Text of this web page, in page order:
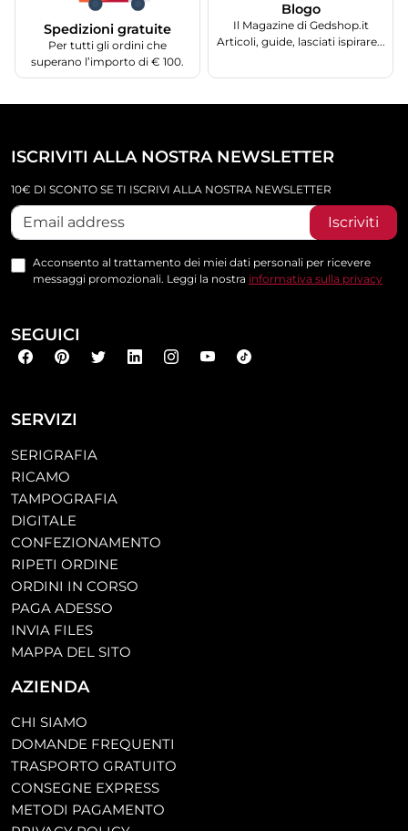
Spedizioni gratuite
Per tutti gli ordini che
superano l’importo di € 100.
Blogo
Il Magazine di Gedshop.it
Articoli, guide, lasciati ispirare...
SERVIZI
SERIGRAFIA
RICAMO
TAMPOGRAFIA
DIGITALE
CONFEZIONAMENTO
RIPETI ORDINE
ORDINI IN CORSO
PAGA ADESSO
INVIA FILES
MAPPA DEL SITO
AZIENDA
CHI SIAMO
DOMANDE FREQUENTI
TRASPORTO GRATUITO
CONSEGNE EXPRESS
METODI PAGAMENTO
ISCRIVITI ALLA NOSTRA NEWSLETTER
10€ DI SCONTO SE TI ISCRIVI ALLA NOSTRA NEWSLETTER
Iscriviti
Acconsento al trattamento dei miei dati personali per ricevere
messaggi promozionali. Leggi la nostra informativa sulla privacy
SEGUICI